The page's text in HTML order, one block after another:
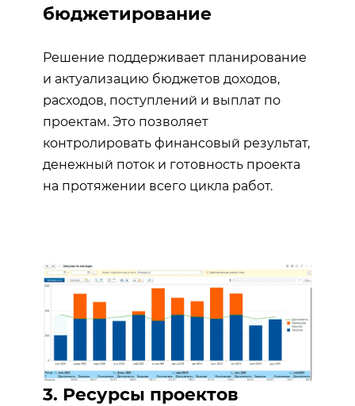
бюджетирование
Решение поддерживает планирование
и актуализацию бюджетов доходов,
расходов, поступлений и выплат по
проектам. Это позволяет
контролировать финансовый результат,
денежный поток и готовность проекта
на протяжении всего цикла работ.
3. Ресурсы проектов